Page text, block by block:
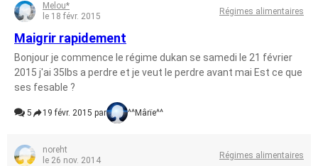
Melou*
le 18 févr. 2015
Régimes alimentaires
Maigrir rapidement
Bonjour je commence le régime dukan se samedi le 21 février
2015 j'ai 35lbs a perdre et je veut le perdre avant mai Est ce que
ses fesable ?
5 19 févr. 2015 par ^^Mârïe^^
noreht
le 26 nov. 2014
Régimes alimentaires